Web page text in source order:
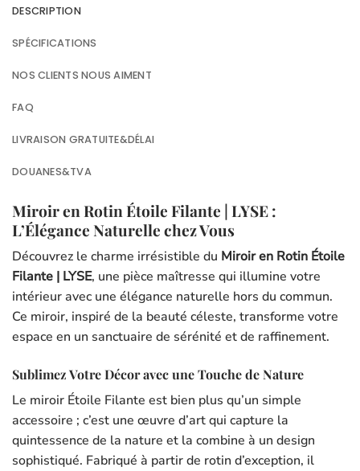
DESCRIPTION
SPÉCIFICATIONS
NOS CLIENTS NOUS AIMENT
FAQ
LIVRAISON GRATUITE&DÉLAI
DOUANES&TVA
Miroir en Rotin Étoile Filante | LYSE :
L’Élégance Naturelle chez Vous
Découvrez le charme irrésistible du Miroir en Rotin Étoile
Filante | LYSE, une pièce maîtresse qui illumine votre
intérieur avec une élégance naturelle hors du commun.
Ce miroir, inspiré de la beauté céleste, transforme votre
espace en un sanctuaire de sérénité et de raffinement.
Sublimez Votre Décor avec une Touche de Nature
Le miroir Étoile Filante est bien plus qu’un simple
accessoire ; c’est une œuvre d’art qui capture la
quintessence de la nature et la combine à un design
sophistiqué. Fabriqué à partir de rotin d’exception, il